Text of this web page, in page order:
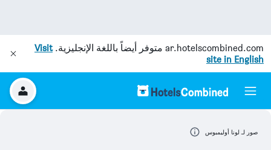
ar.hotelscombined.com متوفر أيضاً باللغة الإنجليزية.Visit
site in English
صور لـ لونا أوليمبوس